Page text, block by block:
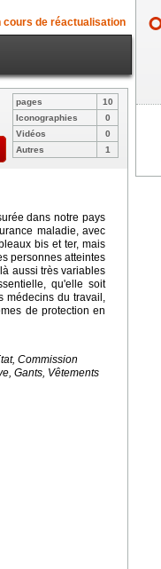
cours de réactualisation
pages
10
Iconographies
0
Vidéos
0
Autres
1
dans notre pays
maladie, avec
bis et ter, mais
personnes atteintes
aussi très variables
qu'elle soit
médecins du travail,
de protection en
Commission
Gants, Vêtements